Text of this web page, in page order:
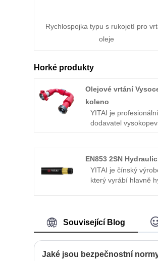
Rychlospojka typu s rukojetí pro
oleje
Horké produkty
Olejové vrtání
koleno
YITAI je
dodavatel
nízkou cenou,
Specializujeme se
let. Naše produkty
v Číně.
EN853 2SN
YITAI je čínský
který vyrábí hlavně
dobrou cenovou
většinu evropských
Těšíme se, že se
dlouhodobým
Související Blog
Jaké jsou bezpečnostní